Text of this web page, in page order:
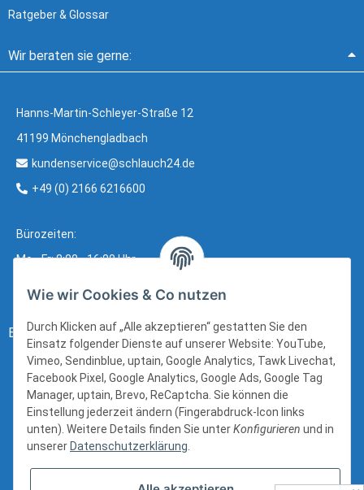
Ratgeber & Glossar
Wir beraten sie gerne:
Hanns-Martin-Schleyer-Straße 12
41199 Mönchengladbach
kundenservice@schlauch24.de
+49 (0) 2166 6216600
Bürozeiten:
Mo - Fr: 8:00 - 16:00 Uhr
Bezahlung:
Wie wir Cookies & Co nutzen
Durch Klicken auf „Alle akzeptieren“ gestatten Sie den
Einsatz folgender Dienste auf unserer Website: YouTube,
Vimeo, Sendinblue, uptain, Google Analytics, Tawk Livechat,
Facebook Pixel, Google Analytics, Google Ads, Google Tag
Manager, uptain, Brevo, ReCaptcha. Sie können die
Einstellung jederzeit ändern (Fingerabdruck-Icon links
unten). Weitere Details finden Sie unterKonfigurieren und in
unserer Datenschutzerklärung.